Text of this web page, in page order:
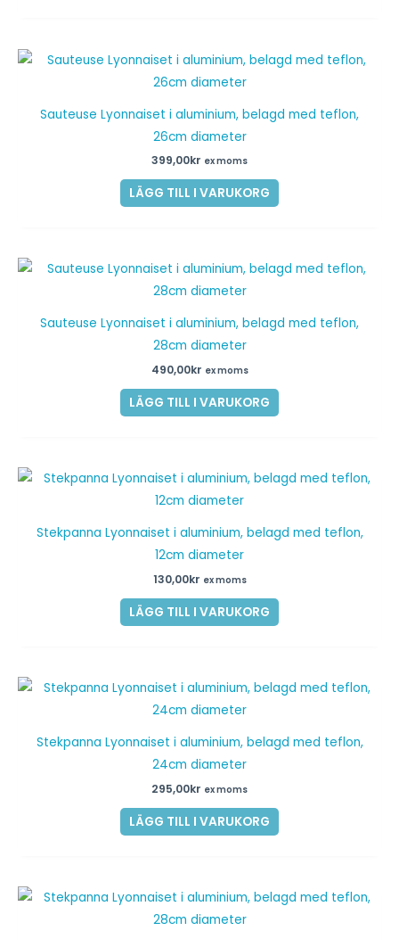
Sauteuse Lyonnaiset i aluminium, belagd med teflon,
26cm diameter
399,00kr ex moms
LÄGG TILL I VARUKORG
Sauteuse Lyonnaiset i aluminium, belagd med teflon,
28cm diameter
490,00kr ex moms
LÄGG TILL I VARUKORG
Stekpanna Lyonnaiset i aluminium, belagd med teflon,
12cm diameter
130,00kr ex moms
LÄGG TILL I VARUKORG
Stekpanna Lyonnaiset i aluminium, belagd med teflon,
24cm diameter
295,00kr ex moms
LÄGG TILL I VARUKORG